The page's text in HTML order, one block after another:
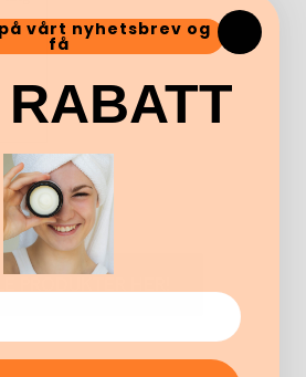
vårt nyhetsbrev og
få